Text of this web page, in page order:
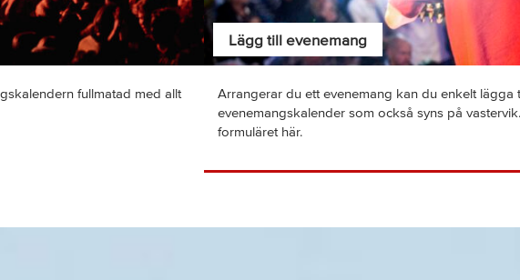
fullmatad med allt
Lägg till evenemang
Arrangerar du ett evenemang kan du enkelt lägga
evenemangskalender som också syns på
formuläret här.